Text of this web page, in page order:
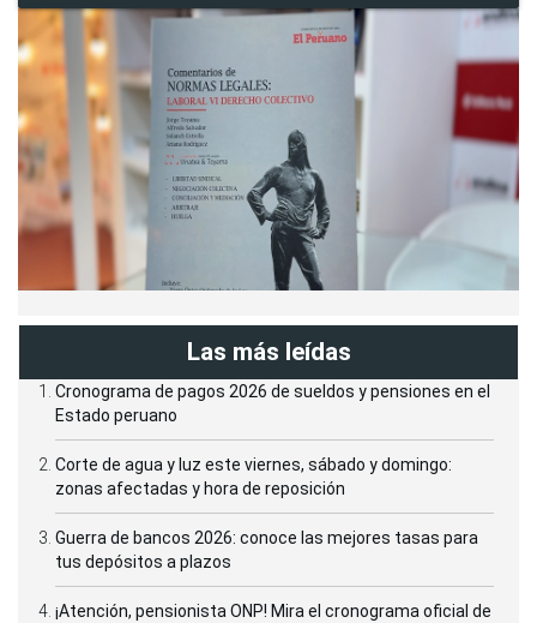
Las más leídas
Cronograma de pagos 2026 de sueldos y pensiones en el
Estado peruano
Corte de agua y luz este viernes, sábado y domingo:
zonas afectadas y hora de reposición
Guerra de bancos 2026: conoce las mejores tasas para
tus depósitos a plazos
¡Atención, pensionista ONP! Mira el cronograma oficial de